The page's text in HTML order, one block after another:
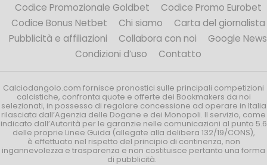
Codice Promozionale Goldbet
Codice Promo Eurobet
Codice Bonus Netbet
Chi siamo
Carta del giornalista
Pubblicità e affiliazioni
Collabora con noi
Google News
Condizioni d’uso
Contatto
Calciodangolo.com fornisce pronostici sulle principali competizioni
calcistiche, confronta quote e offerte dei Bookmakers da noi
selezionati, in possesso di regolare concessione ad operare in Italia
rilasciata dall’Agenzia delle Dogane e dei Monopoli. Il servizio, come
indicato dall’Autorità per le garanzie nelle comunicazioni al punto 5.6
delle proprie Linee Guida (allegate alla delibera 132/19/CONS),
è effettuato nel rispetto del principio di continenza, non
ingannevolezza e trasparenza e non costituisce pertanto una forma
di pubblicità.